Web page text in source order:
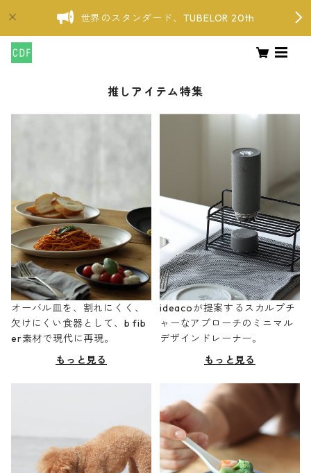
世界のスタンダード、TUBELOR 20th
推しアイテム特集
オーバル皿を、割れにくく、
欠けにくい食器として、b fib
er素材で現代に再現。
もっと見る
ideacoが提案するスカルプチ
ャーなアプローチのミニマル
デザインドレーナー。
もっと見る